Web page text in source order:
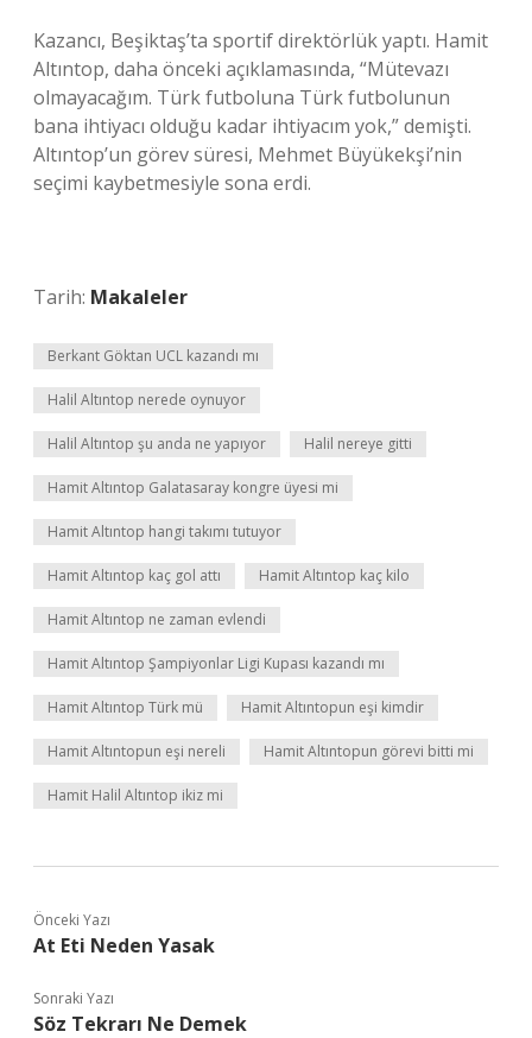
Kazancı, Beşiktaş’ta sportif direktörlük yaptı. Hamit
Altıntop, daha önceki açıklamasında, “Mütevazı
olmayacağım. Türk futboluna Türk futbolunun
bana ihtiyacı olduğu kadar ihtiyacım yok,” demişti.
Altıntop’un görev süresi, Mehmet Büyükekşi’nin
seçimi kaybetmesiyle sona erdi.
Tarih: Makaleler
Berkant Göktan UCL kazandı mı
Halil Altıntop nerede oynuyor
Halil Altıntop şu anda ne yapıyor Halil nereye gitti
Hamit Altıntop Galatasaray kongre üyesi mi
Hamit Altıntop hangi takımı tutuyor
Hamit Altıntop kaç gol attı Hamit Altıntop kaç kilo
Hamit Altıntop ne zaman evlendi
Hamit Altıntop Şampiyonlar Ligi Kupası kazandı mı
Hamit Altıntop Türk mü Hamit Altıntopun eşi kimdir
Hamit Altıntopun eşi nereli Hamit Altıntopun görevi bitti mi
Hamit Halil Altıntop ikiz mi
Önceki Yazı
At Eti Neden Yasak
Sonraki Yazı
Söz Tekrarı Ne Demek